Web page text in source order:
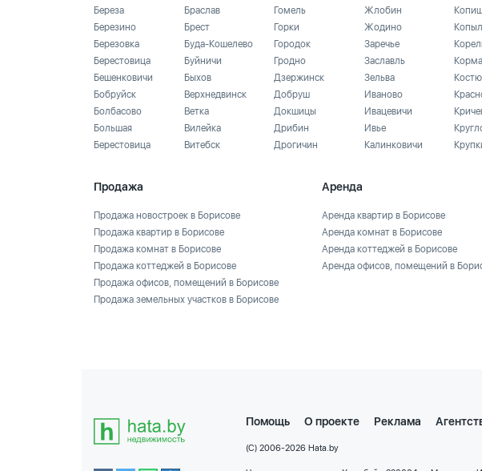
Береза
Березино
Березовка
Берестовица
Бешенковичи
Бобруйск
Болбасово
Большая
Берестовица
Браслав
Брест
Буда-Кошелево
Буйничи
Быхов
Верхнедвинск
Ветка
Вилейка
Витебск
Гомель
Горки
Городок
Гродно
Дзержинск
Добруш
Докшицы
Дрибин
Дрогичин
Жлобин
Жодино
Заречье
Заславль
Зельва
Иваново
Ивацевичи
Ивье
Калинковичи
Корма
Продажа
Продажа новостроек в Борисове
Продажа квартир в Борисове
Продажа комнат в Борисове
Продажа коттеджей в Борисове
Продажа офисов, помещений в Борисове
Продажа земельных участков в Борисове
Аренда
Аренда квартир в Борисове
Аренда комнат в Борисове
Аренда коттеджей в Борисове
Аренда офисов, помещений в
Помощь О проекте Реклама
(C) 2006-2026 Hata.by